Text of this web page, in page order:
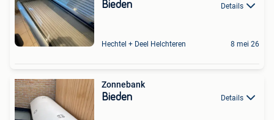
Bieden Details
Hechtel + Deel Helchteren 8 mei 26
Zonnebank
Bieden Details